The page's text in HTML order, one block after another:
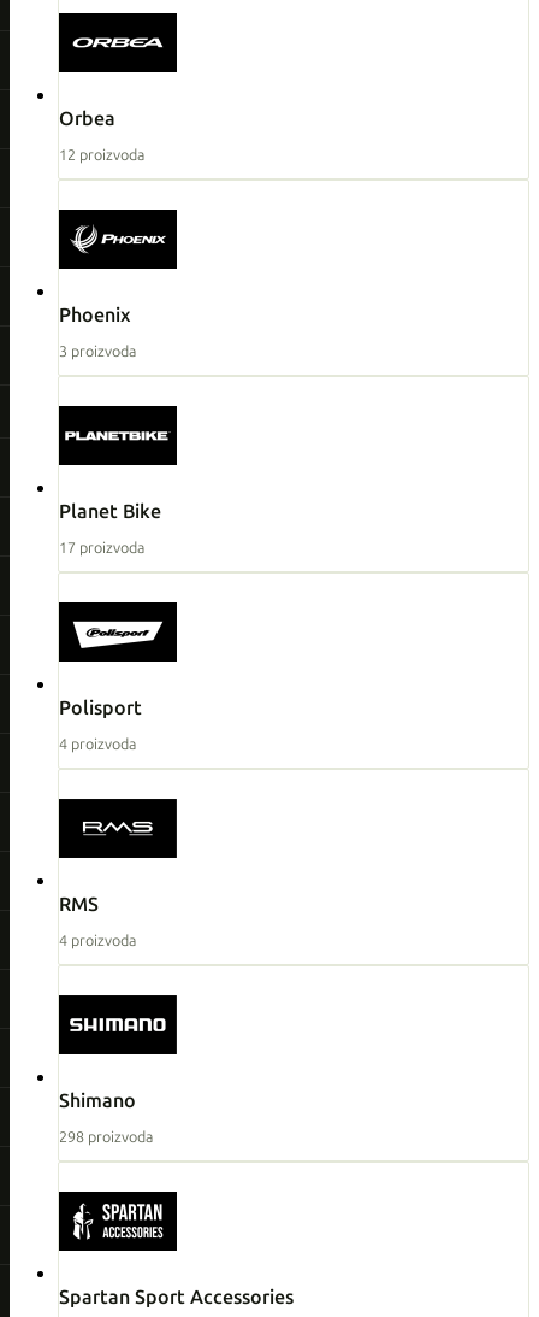
Orbea
12 proizvoda
Phoenix
3 proizvoda
Planet Bike
17 proizvoda
Polisport
4 proizvoda
RMS
4 proizvoda
Shimano
298 proizvoda
Spartan Sport Accessories